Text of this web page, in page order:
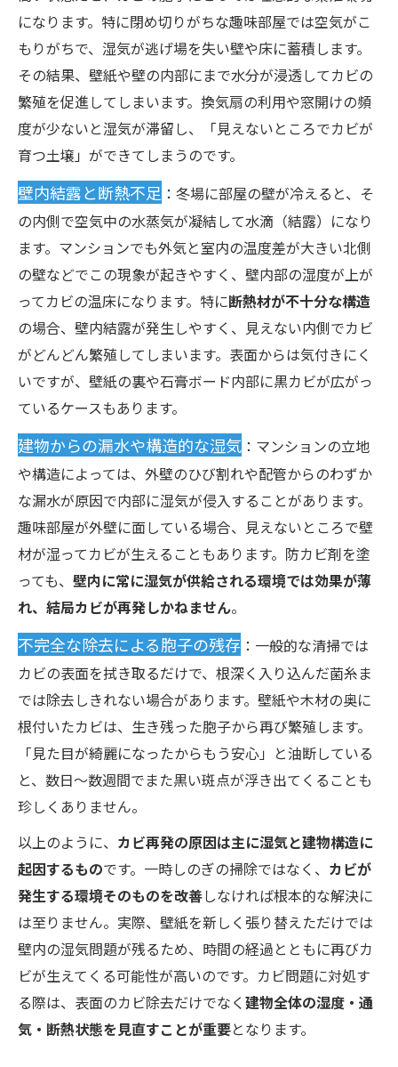
になります。特に閉め切りがちな趣味部屋では空気がこ
もりがちで、湿気が逃げ場を失い壁や床に蓄積します。
その結果、壁紙や壁の内部にまで水分が浸透してカビの
繁殖を促進してしまいます。換気扇の利用や窓開けの頻
度が少ないと湿気が滞留し、「見えないところでカビが
育つ土壌」ができてしまうのです。
壁内結露と断熱不足 ：冬場に部屋の壁が冷えると、そ
の内側で空気中の水蒸気が凝結して水滴（結露）になり
ます。マンションでも外気と室内の温度差が大きい北側
の壁などでこの現象が起きやすく、壁内部の湿度が上が
ってカビの温床になります。特に断熱材が不十分な構造
の場合、壁内結露が発生しやすく、見えない内側でカビ
がどんどん繁殖してしまいます。表面からは気付きにく
いですが、壁紙の裏や石膏ボード内部に黒カビが広がっ
ているケースもあります。
建物からの漏水や構造的な湿気 ：マンションの立地
や構造によっては、外壁のひび割れや配管からのわずか
な漏水が原因で内部に湿気が侵入することがあります。
趣味部屋が外壁に面している場合、見えないところで壁
材が湿ってカビが生えることもあります。防カビ剤を塗
っても、 壁内に常に湿気が供給される環境では効果が薄
れ、結局カビが再発しかねません。
不完全な除去による胞子の残存 ：一般的な清掃では
カビの表面を拭き取るだけで、根深く入り込んだ菌糸ま
では除去しきれない場合があります。壁紙や木材の奥に
根付いたカビは、生き残った胞子から再び繁殖します。
「見た目が綺麗になったからもう安心」と油断している
と、数日〜数週間でまた黒い斑点が浮き出てくることも
珍しくありません。
以上のように、 カビ再発の原因は主に湿気と建物構造に
起因するものです。一時しのぎの掃除ではなく、 カビが
発生する環境そのものを改善しなければ根本的な解決に
は至りません。実際、壁紙を新しく張り替えただけでは
壁内の湿気問題が残るため、時間の経過とともに再びカ
ビが生えてくる可能性が高いのです。カビ問題に対処す
る際は、表面のカビ除去だけでなく建物全体の湿度・通
気・断熱状態を見直すことが重要となります。